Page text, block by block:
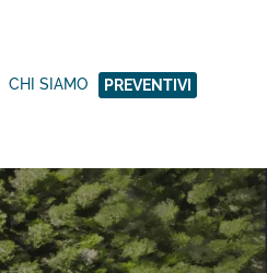
CHI SIAMO PREVENTIVI